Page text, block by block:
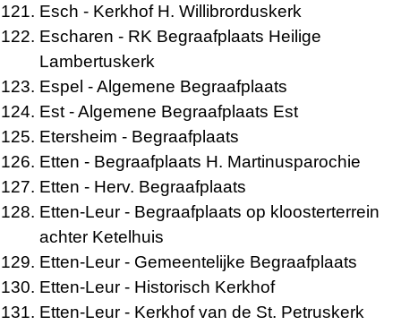
Esch - Kerkhof H. Willibrorduskerk
Escharen - RK Begraafplaats Heilige
Lambertuskerk
Espel - Algemene Begraafplaats
Est - Algemene Begraafplaats Est
Etersheim - Begraafplaats
Etten - Begraafplaats H. Martinusparochie
Etten - Herv. Begraafplaats
Etten-Leur - Begraafplaats op kloosterterrein
achter Ketelhuis
Etten-Leur - Gemeentelijke Begraafplaats
Etten-Leur - Historisch Kerkhof
Etten-Leur - Kerkhof van de St. Petruskerk